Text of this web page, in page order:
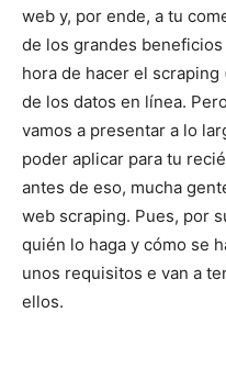
web y, por ende, a tu
de los grandes
hora de hacer el scraping
de los datos en línea.
vamos a presentar a lo
poder aplicar para tu
antes de eso, mucha
web scraping. Pues, por
quién lo haga y cómo se
unos requisitos e van a
ellos.